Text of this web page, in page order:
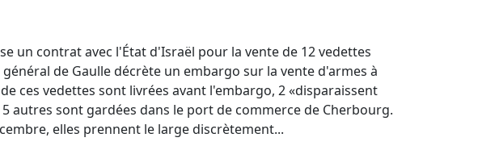
un contrat avec l'État d'Israël pour la vente de 12 vedettes
général de Gaulle décrète un embargo sur la vente d'armes à
ces vedettes sont livrées avant l'embargo, 2 «disparaissent
5 autres sont gardées dans le port de commerce de Cherbourg.
elles prennent le large discrètement...